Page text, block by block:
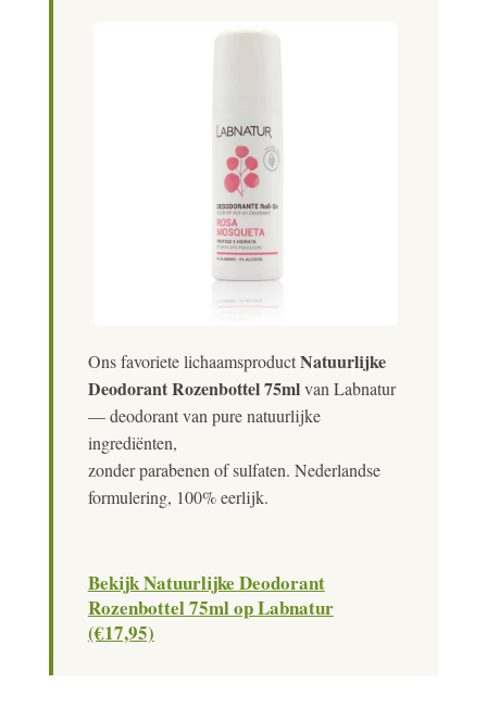
Ons favoriete lichaamsproductNatuurlijke
Deodorant Rozenbottel 75mlvan Labnatur
— deodorant van pure natuurlijke
ingrediënten,
zonder parabenen of sulfaten. Nederlandse
formulering, 100% eerlijk.
Bekijk Natuurlijke Deodorant
Rozenbottel 75ml op Labnatur
(€17,95)